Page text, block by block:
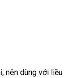
nên dùng với liều